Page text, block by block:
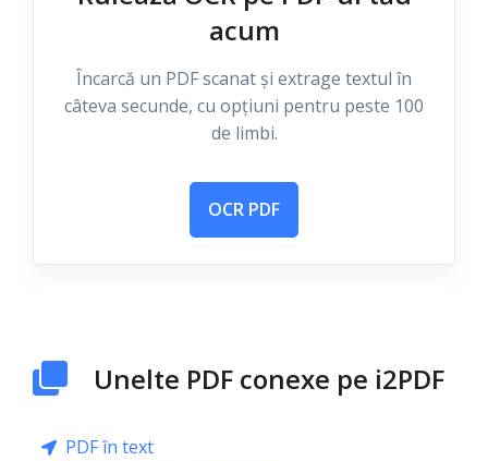
acum
Încarcă un PDF scanat și extrage textul în
câteva secunde, cu opțiuni pentru peste 100
de limbi.
OCR PDF
Unelte PDF conexe pe i2PDF
PDF în text